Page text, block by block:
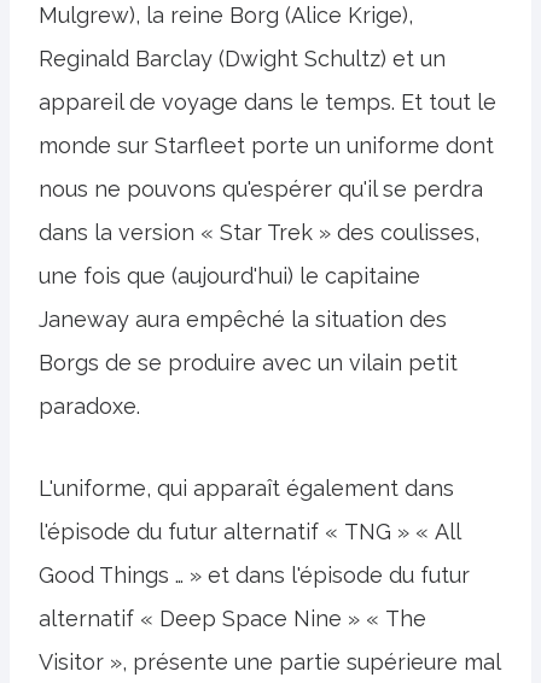
Mulgrew), la reine Borg (Alice Krige),
Reginald Barclay (Dwight Schultz) et un
appareil de voyage dans le temps. Et tout le
monde sur Starfleet porte un uniforme dont
nous ne pouvons qu'espérer qu'il se perdra
dans la version « Star Trek » des coulisses,
une fois que (aujourd'hui) le capitaine
Janeway aura empêché la situation des
Borgs de se produire avec un vilain petit
paradoxe.
L'uniforme, qui apparaît également dans
l'épisode du futur alternatif « TNG » « All
Good Things … » et dans l'épisode du futur
alternatif « Deep Space Nine » « The
Visitor », présente une partie supérieure mal